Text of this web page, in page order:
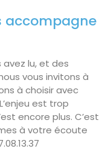
accompagne
avez lu, et des
vous invitons à
à choisir avec
est trop
encore plus. C’est
à votre écoute